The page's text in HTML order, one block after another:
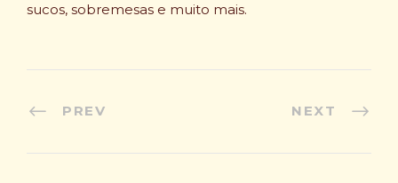
sucos, sobremesas e muito mais.
PREV NEXT